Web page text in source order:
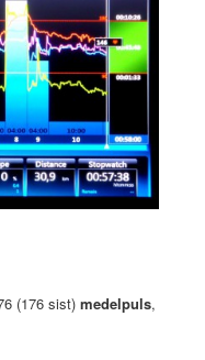
(176 sist)medelpuls,